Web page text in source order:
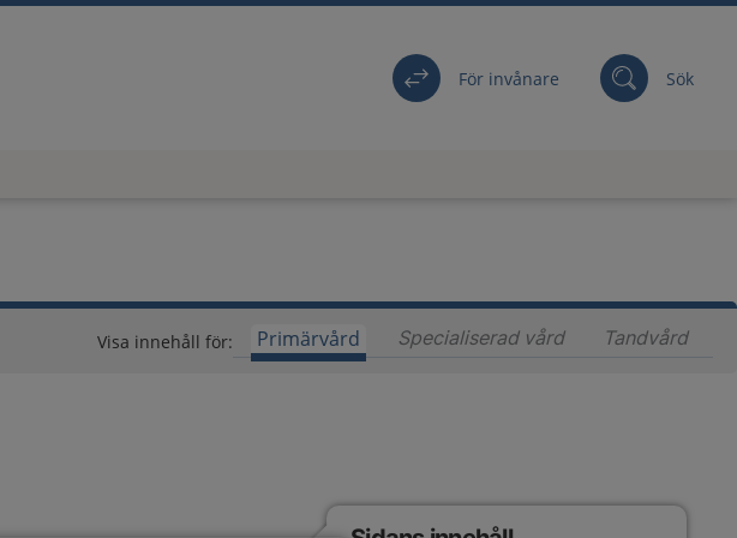
För invånare Sök
Visa innehåll för: Primärvård Specialiserad vårdInnehåll för
Tandvård